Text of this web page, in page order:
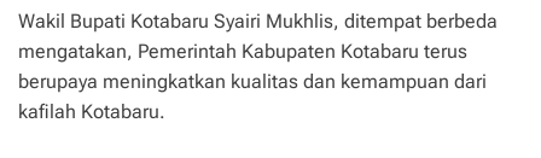
Wakil Bupati Kotabaru Syairi Mukhlis, ditempat berbeda
mengatakan, Pemerintah Kabupaten Kotabaru terus
berupaya meningkatkan kualitas dan kemampuan dari
kafilah Kotabaru.